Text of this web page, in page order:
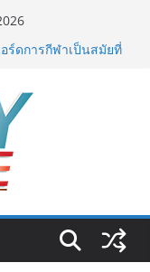
ธิฯ”รวมพลงาน “สิงห์
& TESE 2026 วัน
านีพบทัพธุรกิจ&แฟรน
วยเศรษฐกิจไทย ลด
ลบ.
คว้าแชมป์คอนติเน
งวัฒนธรรม แถลง
าหารภูมิภาค “รสถิ่น
ดัน Soft Power สู่